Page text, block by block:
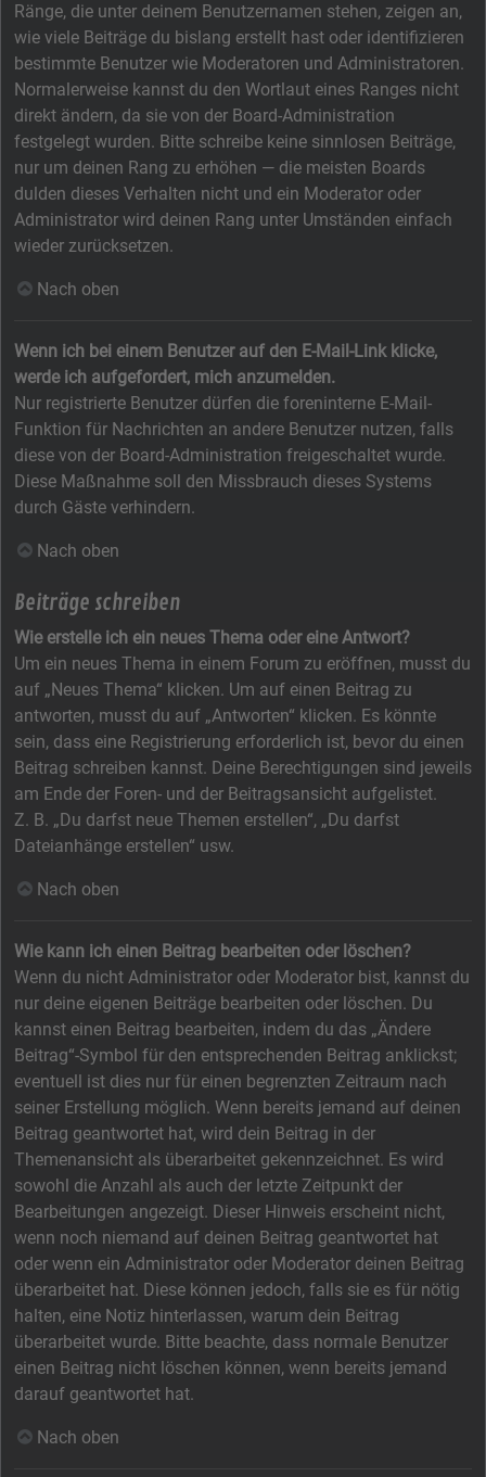
Ränge, die unter deinem Benutzernamen stehen, zeigen an,
wie viele Beiträge du bislang erstellt hast oder identifizieren
bestimmte Benutzer wie Moderatoren und Administratoren.
Normalerweise kannst du den Wortlaut eines Ranges nicht
direkt ändern, da sie von der Board-Administration
festgelegt wurden. Bitte schreibe keine sinnlosen Beiträge,
nur um deinen Rang zu erhöhen — die meisten Boards
dulden dieses Verhalten nicht und ein Moderator oder
Administrator wird deinen Rang unter Umständen einfach
wieder zurücksetzen.
Nach oben
Wenn ich bei einem Benutzer auf den E-Mail-Link klicke,
werde ich aufgefordert, mich anzumelden.
Nur registrierte Benutzer dürfen die foreninterne E-Mail-
Funktion für Nachrichten an andere Benutzer nutzen, falls
diese von der Board-Administration freigeschaltet wurde.
Diese Maßnahme soll den Missbrauch dieses Systems
durch Gäste verhindern.
Nach oben
Beiträge schreiben
Wie erstelle ich ein neues Thema oder eine Antwort?
Um ein neues Thema in einem Forum zu eröffnen, musst du
auf „Neues Thema“ klicken. Um auf einen Beitrag zu
antworten, musst du auf „Antworten“ klicken. Es könnte
sein, dass eine Registrierung erforderlich ist, bevor du einen
Beitrag schreiben kannst. Deine Berechtigungen sind jeweils
am Ende der Foren- und der Beitragsansicht aufgelistet.
Z. B. „Du darfst neue Themen erstellen“, „Du darfst
Dateianhänge erstellen“ usw.
Nach oben
Wie kann ich einen Beitrag bearbeiten oder löschen?
Wenn du nicht Administrator oder Moderator bist, kannst du
nur deine eigenen Beiträge bearbeiten oder löschen. Du
kannst einen Beitrag bearbeiten, indem du das „Ändere
Beitrag“-Symbol für den entsprechenden Beitrag anklickst;
eventuell ist dies nur für einen begrenzten Zeitraum nach
seiner Erstellung möglich. Wenn bereits jemand auf deinen
Beitrag geantwortet hat, wird dein Beitrag in der
Themenansicht als überarbeitet gekennzeichnet. Es wird
sowohl die Anzahl als auch der letzte Zeitpunkt der
Bearbeitungen angezeigt. Dieser Hinweis erscheint nicht,
wenn noch niemand auf deinen Beitrag geantwortet hat
oder wenn ein Administrator oder Moderator deinen Beitrag
überarbeitet hat. Diese können jedoch, falls sie es für nötig
halten, eine Notiz hinterlassen, warum dein Beitrag
überarbeitet wurde. Bitte beachte, dass normale Benutzer
einen Beitrag nicht löschen können, wenn bereits jemand
darauf geantwortet hat.
Nach oben